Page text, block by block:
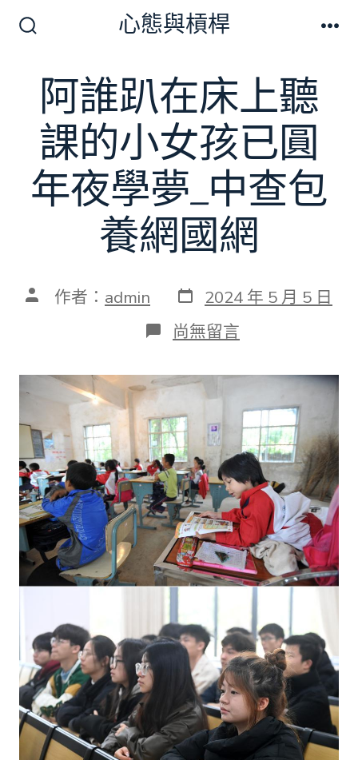
切
開
關
心態與槓桿
阿誰趴在床上聽
課的小女孩已圓
年夜學夢_中查包
養網國網
文 作者： admin 發
表
日
期
2024 年 5 月 5 日
在
〈阿
趴
床
上
聽
課
的
小
女
孩
已
圓
年
夜
夢
_
中
查
養
網
國
網〉
尚無留言